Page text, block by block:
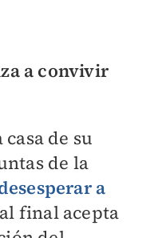
a convivir
de su
de la
a
final acepta